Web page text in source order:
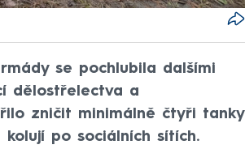
se pochlubila dalšími
dělostřelectva a
zničit minimálně čtyři tanky
po sociálních sítích.